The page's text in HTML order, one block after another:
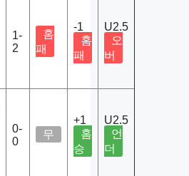
1-
2
홈
패
-1
홈
패
U2.5
오
버
0-
0
무
+1
홈
승
U2.5
언
더